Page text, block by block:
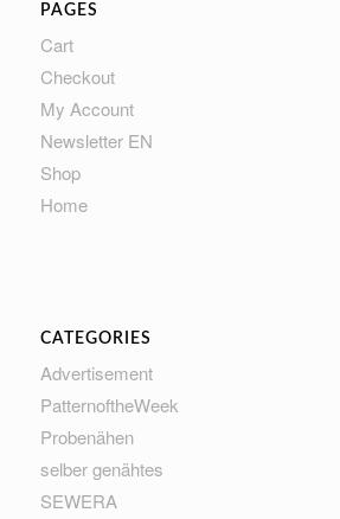
PAGES
Cart
Checkout
My Account
Newsletter EN
Shop
Home
CATEGORIES
Advertisement
PatternoftheWeek
Probenähen
selber genähtes
SEWERA